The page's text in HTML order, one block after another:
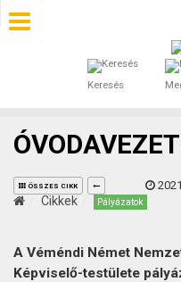
Keresés
SZÁLLÁSOK
ÁLTALÁNOS
KINCSES BARANYA
KAPCSOLAT
ÖSSZES CIKK
Cikkek Pályázatok
A Véméndi Német
Képviselő-testülete